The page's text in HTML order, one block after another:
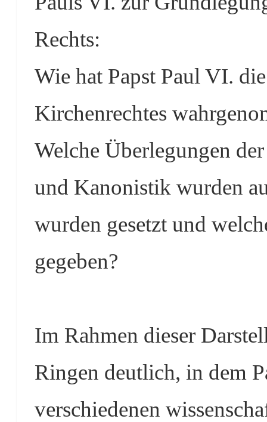
Rechts:
Wie hat Papst Paul VI.
Kirchenrechtes
Welche Überlegungen
und Kanonistik wurden
wurden gesetzt und
gegeben?
Im Rahmen dieser
Ringen deutlich, in dem
verschiedenen